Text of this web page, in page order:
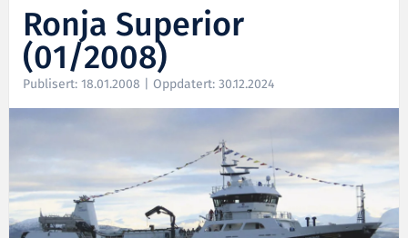
Ronja Superior
(01/2008)
Publisert: 18.01.2008 | Oppdatert: 30.12.2024